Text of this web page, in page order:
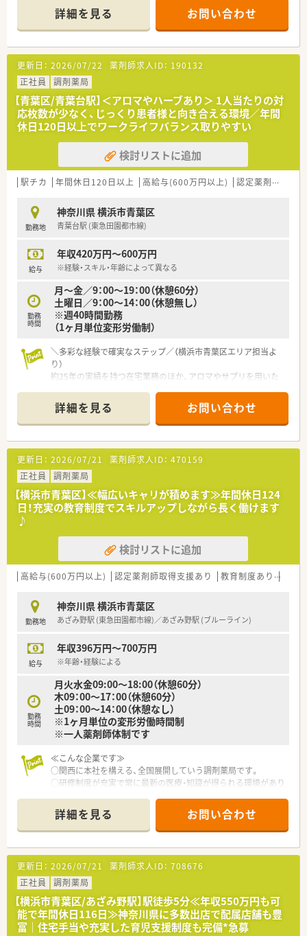
■応需科目は耳鼻科メインの処方箋応需状況となっており、専門
性を深めながら効率的に調剤スキルを磨くことが可能な店舗で
す。
■常勤薬剤師と事務スタッフが在籍しており、処方箋枚数に応じ
た最適な人員配置を行うことで円滑な店舗運営を実現しており
ます。
【法人特徴について】
■関西を中心に全国91店舗を展開しており、医療コンサル会社
を親会社に持つため安定した経営基盤と自社開発の強みがあり
ます。
■無借金経営を継続している安定企業であり、20年間連続で昇
給を実施しつつ決算賞与も毎年支給するなど利益還元が活発で
す。
■医療モール型や総合病院門前を主軸に出店しており、複数の科
ます。
【こんな取り組みをしています】
薬局のあり方を模索する最新のプロジェクトに全社で取り組ん
でいます。
資を受けるなど新しい発想や地域貢献の取り組みを支援してい
ます。
■病院実務研修や外部研修への参加支援など、薬剤師としての臨
床能力を高めるための多様なカリキュラムが日常的に実施され
【こんな方が活躍中】
■現状に満足することなく常に新しい知識を吸収しようとする
学習意欲の高い方や、患者様のために自ら行動できる方が活躍し
ています。
■将来的に管理職や経営に携わりたいという目標を持つ方が多
く、会社が提供する研修制度を積極的に活用して成長を続けてい
ます。
■家族との時間を大切にしながらも仕事には情熱を持って取り
組む方が多く、私生活と仕事のオンとオフを切り替えて働いてい
ます。
詳細を見る お問い合わせ
更新日： 2026/07/22 薬剤師求人ID： 190132
正社員
調剤薬局
【青葉区/青葉台駅】＜アロマやハーブあり＞ 1人当たりの対
応枚数が少なく、じっくり患者様と向き合える環境／年間
休日120日以上でワークライフバランス取りやすい
検討リストに追加
駅チカ 年間休日120日以上 高給与(600万円以上) 認定薬剤師取得支援あり
勤務地
神奈川県 横浜市青葉区
青葉台駅 (東急田園都市線)
給与
年収420万円～600万円
※経験・スキル・年齢によって異なる
勤務
時間
月～金／9：00～19：00（休憩60分）
土曜日／9：00～14：00（休憩無し）
※週40時間勤務
（1ヶ月単位変形労働制）
＼多彩な経験で確実なステップ／（横浜市青葉区エリア担当よ
り）
約25年の実績を持つ在宅業務のほか、アロマやサプリを用いた
ペシャリストを目指せる環境が整っています。
＊------------------------------------------＊
【店舗情報と応需状況について】
■東急田園都市線の青葉台駅から徒歩10分ほどの距離にあり、
毎日の通勤にも非常に便利な調剤薬局です。
■処方箋枚数は1日あたり約50枚となっており、内科系のクリニ
ックをメインとして手厚く応需しています。
■近隣にある岡本診療所や清水内科医院などを主要な応需医療
機関として、地域に根差した薬局運営を行っています。
■全国に350店舗以上の薬局を幅広く展開している、経営基盤が
極めて安定した東証スタンダード上場企業です。
■調剤業界でいち早くM&Aをスタートさせた先駆者であり、確
かなノウハウを持って現在も継続的に成長しています。
実施しているという圧倒的な実績を誇る企業です。
【求人情報について】
か、服薬指導や施設への在宅業務をご担当いただきます。
■提示される想定年収は400万円から650万円となっており、ご
■管理薬剤師や店長へ昇格した場合には、毎月3万円の役職手当
のほか、賞与時にも9万円が別途加算されます。
詳細を見る お問い合わせ
更新日： 2026/07/21 薬剤師求人ID： 470159
正社員
調剤薬局
【横浜市青葉区】≪幅広いキャリが積めます≫年間休日124
日！充実の教育制度でスキルアップしながら長く働けます
♪
検討リストに追加
高給与(600万円以上) 認定薬剤師取得支援あり 教育制度あり
勤務地
神奈川県 横浜市青葉区
あざみ野駅 (東急田園都市線)／あざみ野駅 (ブルーライン)
給与
年収396万円～700万円
※年齢・経験による
勤務
時間
月火水金09:00～18:00（休憩60分）
木09：00～17：00（休憩60分）
土09：00～14：00（休憩なし）
※1ヶ月単位の変形労働時間制
※一人薬剤師体制です
≪こんな企業です≫
○関西に本社を構える、全国展開していう調剤薬局です。
○研修制度が充実で常に最新の医療・知識が得られる環境があり
○薬局運営以外の事業も行っているため、希望すれば薬剤師以外
の職種にも就くことができます。
○資格制度も充実しています。
○習得度が上がると給与も上がるようなシステムを取り入れて
います。
○明るい社風で、社員間の仲も良く、働き安い企業です。
〇現場で調剤スキルを伸ばす研修と、管理職としてマネジメント
スキルを伸ばす研修の双方が用意されています。
〇外来がん治療認定薬剤師などの高度医療の資格取得もできる
環境です。
詳細を見る お問い合わせ
更新日： 2026/07/21 薬剤師求人ID： 708676
正社員
調剤薬局
【横浜市青葉区/あざみ野駅】駅徒歩5分≪年収550万円も可
能で年間休日116日≫神奈川県に多数出店で配属店舗も豊
富｜住宅手当や充実した育児支援制度も完備*急募